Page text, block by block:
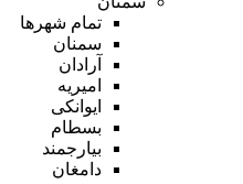
تمام شهر‌ها
سمنان
آرادان
امیریه
ایوانکی
بسطام
بیارجمند
دامغان